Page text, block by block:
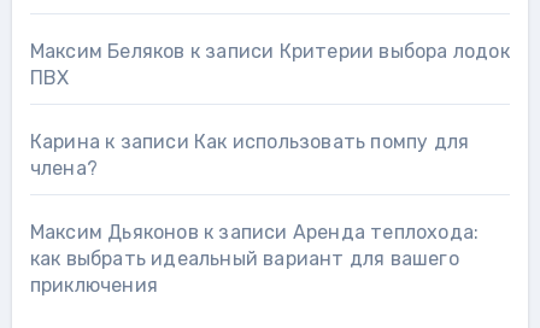
Максим Беляков к записи Критерии выбора лодок
ПВХ
Карина к записи Как использовать помпу для
члена?
Максим Дьяконов к записи Аренда теплохода:
как выбрать идеальный вариант для вашего
приключения